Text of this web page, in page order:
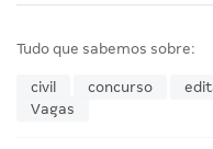
Tudo que sabemos sobre:
civil concurso
Vagas